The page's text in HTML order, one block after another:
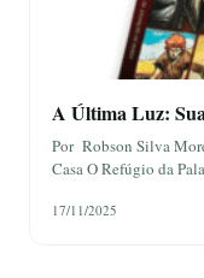
A Última Luz:
Por Robson Silva
Casa O Refúgio da
17/11/2025